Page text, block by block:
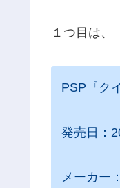
１つ目は、
PSP『ク
発売日：
メーカー